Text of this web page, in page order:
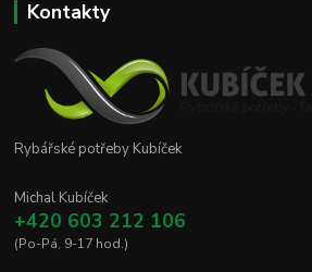
Kontakty
Rybářské potřeby Kubíček
Michal Kubíček
+420 603 212 106
(Po-Pá, 9-17 hod.)